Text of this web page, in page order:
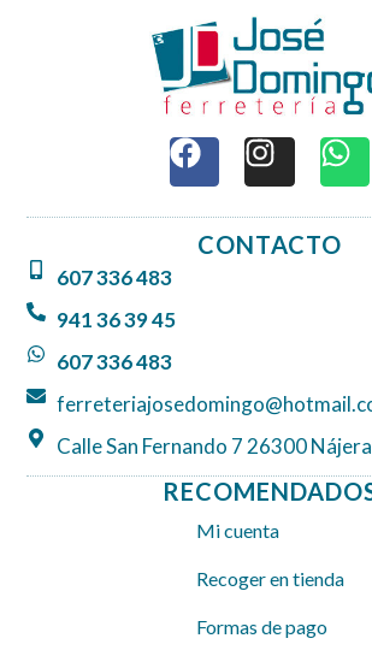
F
a
c
e
b
I
n
s
t
a
W
h
a
t
CONTACTO
607 336 483
941 36 39 45
607 336 483
Calle San Fernando 7 26300
Mi cuenta
Recoger en tienda
Formas de pago